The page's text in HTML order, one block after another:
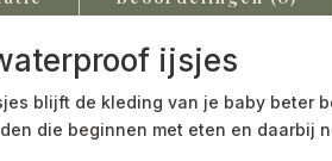
ijsjes
blijft de kleding van je baby beter
die beginnen met eten en daarbij